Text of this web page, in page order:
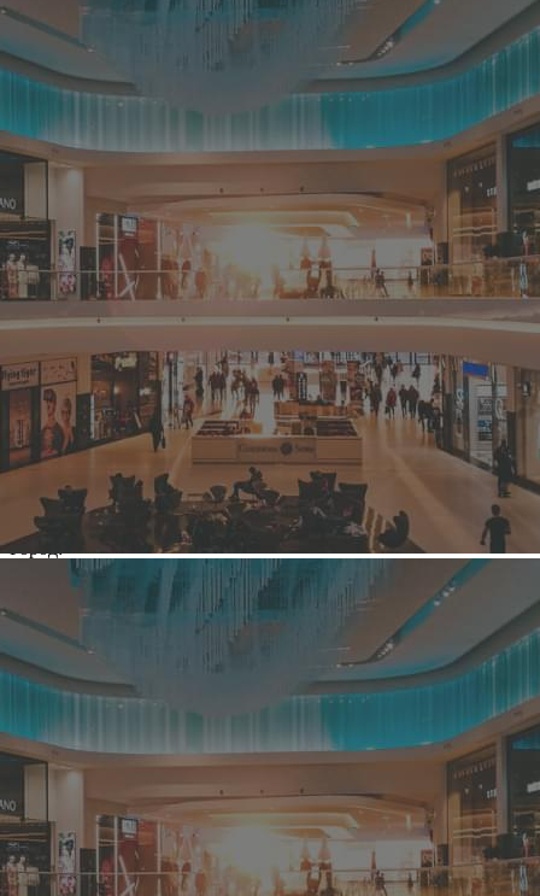
Связаться с торговым центром
ТЦ "Вавилон" — современный торговый центр. Общая
площадь объекта составляет 23 000 кв.м. Торговый комплекс
расположен в центре густонаселенного спального района . В
территорию охвата торгового центра входит новый
многоэтажный микрорайон рядом суммарное население
которых составляет около 46 тыс. человек. Преимущества
ТЦ...
3939 (+4)
Информация о ТЦ
О компании
Арендаторы
Условия сотрудничества
Новости торгового центра
Фотогалерея
О ТЦ "ВАВИЛОН"
Название:
ВАВИЛОН
Дата открытия:
Вид / тип объекта:
Торговый комплекс
Город:
Тверь (Тверская обл)
Расположение:
бульвар Цанова, д 8
Общая площадь здания:
23 000 м
2
Сдаваемая в аренду площадь здания:
Этажность:
4 + цоколь
Парковка:
наземная 350 м/м
Посещаемость:
8000
Время работы ТЦ:
Перекресток 8:00-22:00;Торговая галерея с 10;00 до 21:00